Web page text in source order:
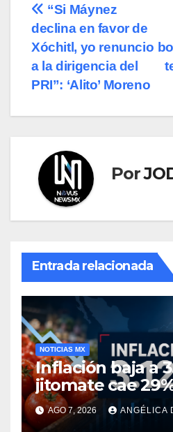
Navegación
de
entradas
“Si Máynez
declina en favor de
Xóchitl, yo renuncio
a la dirigencia del
PRI”: ‘Alito’ Moreno
Por
Entrada relacionada
NOTICIAS MX
Inflación baja a
jitomate cae
cebolla y vuelos
encarecen
AGO 7, 2026 ANGÉLICA